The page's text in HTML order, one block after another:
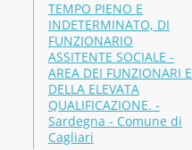
TEMPO PIENO E
INDETERMINATO, DI
FUNZIONARIO
ASSITENTE SOCIALE -
AREA DEI FUNZIONARI E
DELLA ELEVATA
QUALIFICAZIONE. -
Sardegna - Comune di
Cagliari